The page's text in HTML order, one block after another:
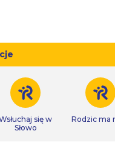
się w
Słowo
Rodzic ma